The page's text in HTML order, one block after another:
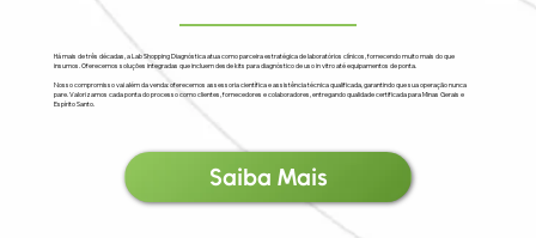
Há mais de três décadas, a Lab Shopping Diagnóstica atua como parceira estratégica de laboratórios clínicos, fornecendo muito mais do que
insumos. Oferecemos soluções integradas que incluem desde kits para diagnóstico de uso in vitro até equipamentos de ponta.
Nosso compromisso vai além da venda: oferecemos assessoria científica e assistência técnica qualificada, garantindo que sua operação nunca
pare. Valorizamos cada ponta do processo como clientes, fornecedores e colaboradores, entregando qualidade certificada para Minas Gerais e
Espírito Santo.
Saiba Mais